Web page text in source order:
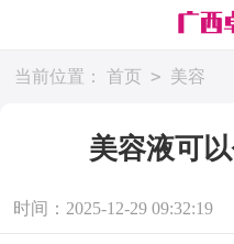
当前位置： 首页 > 美容
美容液可
时间：2025-12-29 09:32:19